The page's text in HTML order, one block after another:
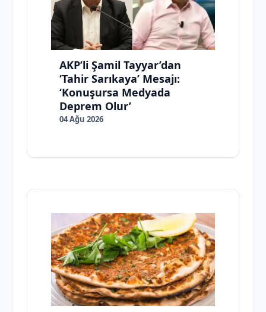
AKP’li Şamil Tayyar’dan
‘Tahir Sarıkaya’ Mesajı:
‘Konuşursa Medyada
Deprem Olur’
04 Ağu 2026